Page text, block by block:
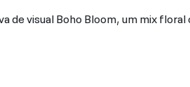
de visual Boho Bloom, um mix